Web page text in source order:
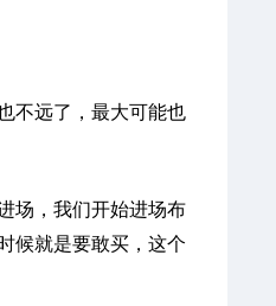
不远了，最大可能也
场，我们开始进场布
候就是要敢买，这个